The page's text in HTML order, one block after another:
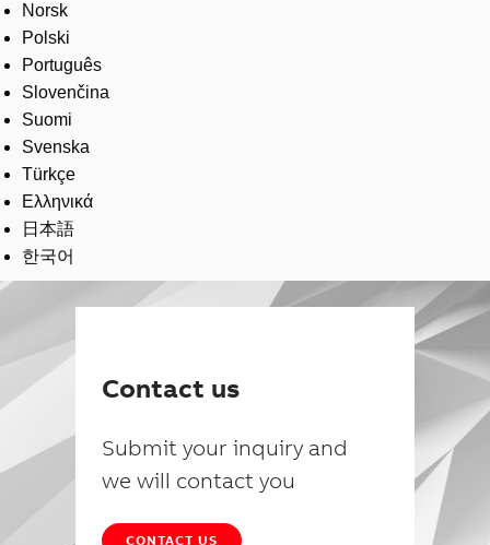
Norsk
Polski
Português
Slovenčina
Suomi
Svenska
Türkçe
Ελληνικά
日本語
한국어
Contact us
Submit your inquiry and
we will contact you
CONTACT US